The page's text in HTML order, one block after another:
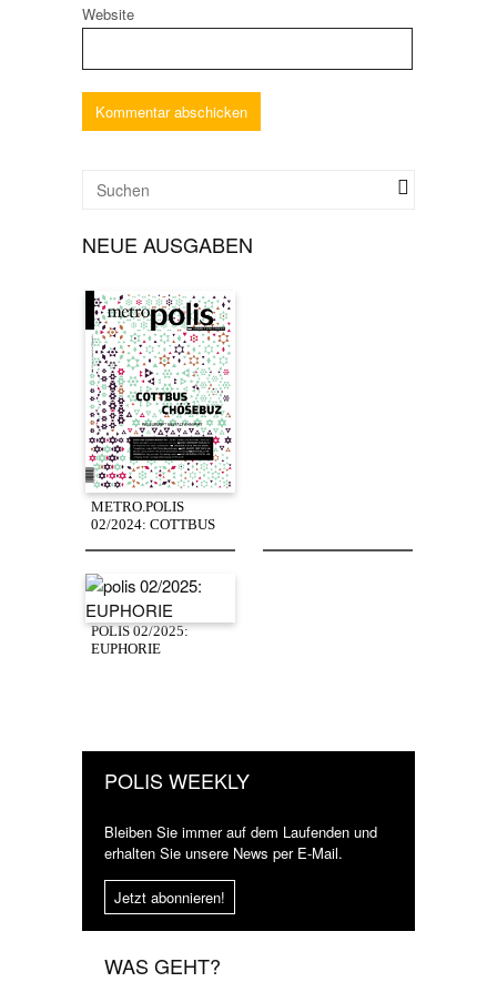
Website
NEUE AUSGABEN
METRO.POLIS
02/2024: COTTBUS
POLIS 02/2025:
EUPHORIE
POLIS WEEKLY
Bleiben Sie immer auf dem Laufenden und
erhalten Sie unsere News per E-Mail.
Jetzt abonnieren!
WAS GEHT?